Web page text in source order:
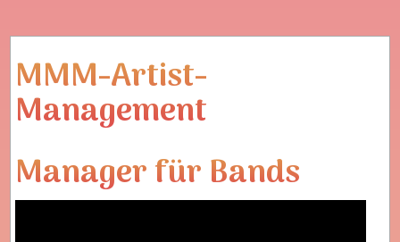
MMM-Artist-
Management
Manager für Bands